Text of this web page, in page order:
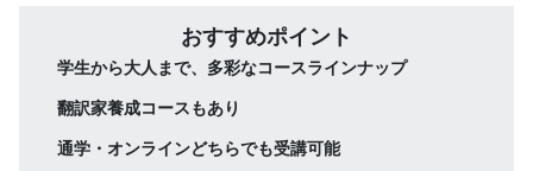
おすすめポイント
学生から大人まで、多彩なコースラインナップ
翻訳家養成コースもあり
通学・オンラインどちらでも受講可能